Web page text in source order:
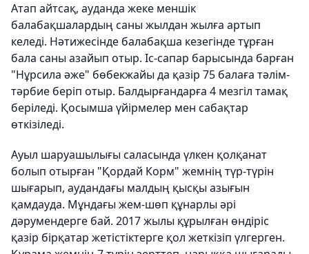
Атап айтсақ, ауданда жеке меншік
балабақшалардың саны жылдан жылға артып
келеді. Нәтижесінде балабақша кезегінде тұрған
бала саны азайып отыр. Іс-сапар барысында барған
"Нұрсила әже" бөбекжайы да қазір 75 балаға тәлім-
тәрбие беріп отыр. Балдырғандарға 4 мезгіл тамақ
беріледі. Қосымша үйірмелер мен сабақтар
өткізіледі.
Ауыл шаруашылығы саласында үлкен қолқанат
болып отырған "Қордай Корм" жемнің түр-түрін
шығарып, аудандағы малдың қысқы азығын
қамдауда. Мұндағы жем-шөп құнарлы әрі
дәрумендерге бай. 2017 жылы құрылған өндіріс
қазір бірқатар жетістіктерге қол жеткізіп үлгерген.